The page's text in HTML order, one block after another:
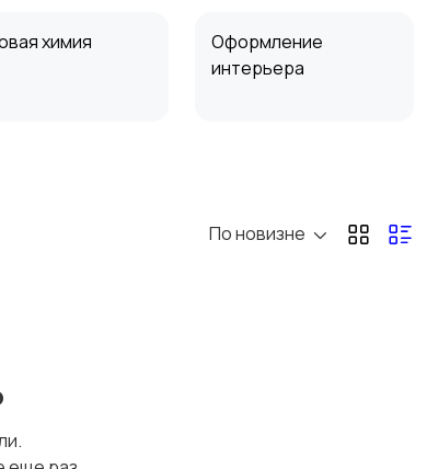
химия
Оформление
интерьера
По новизне